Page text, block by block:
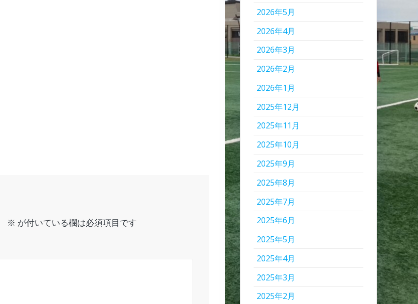
※ が付いている欄は必須項目です
2026年5月
2026年4月
2026年3月
2026年2月
2026年1月
2025年12月
2025年11月
2025年10月
2025年9月
2025年8月
2025年7月
2025年6月
2025年5月
2025年4月
2025年3月
2025年2月